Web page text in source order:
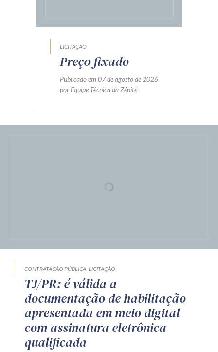
LICITAÇÃO
Preço fixado
Publicado em 07 de agosto de 2026
por Equipe Técnica da Zênite
CONTRATAÇÃO PÚBLICA LICITAÇÃO
TJ/PR: é válida a
documentação de habilitação
apresentada em meio digital
com assinatura eletrônica
qualificada